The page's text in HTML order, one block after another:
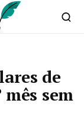
de
sem